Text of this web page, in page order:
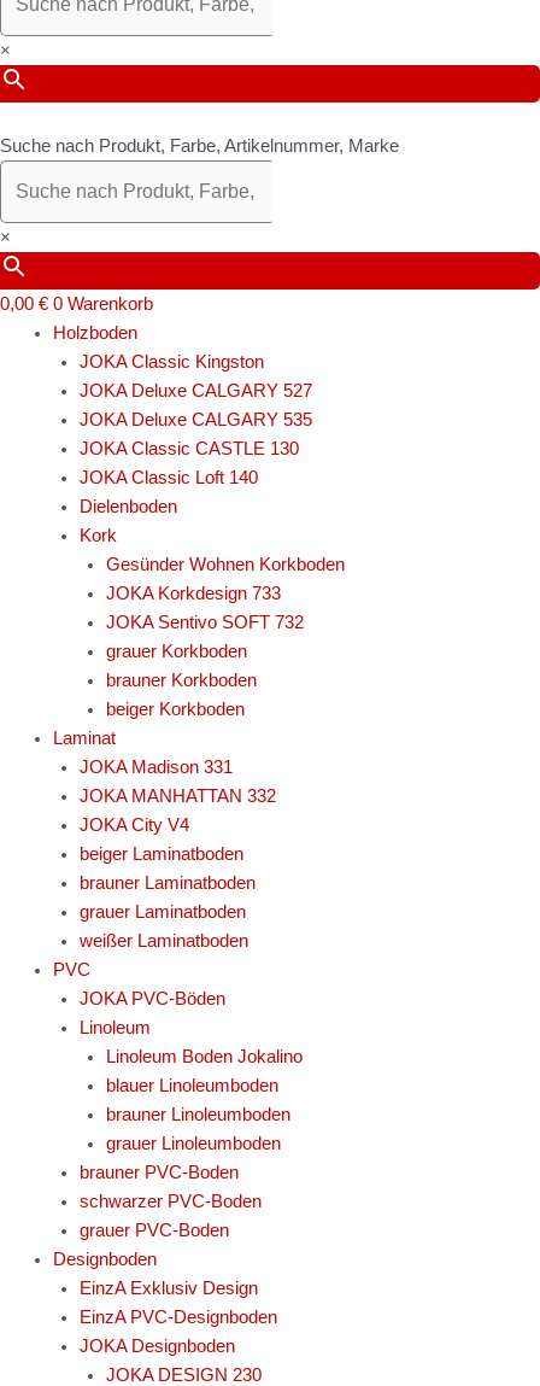
×
Suche nach Produkt, Farbe, Artikelnummer, Marke
×
0,00 € 0 Warenkorb
Holzboden
JOKA Classic Kingston
JOKA Deluxe CALGARY 527
JOKA Deluxe CALGARY 535
JOKA Classic CASTLE 130
JOKA Classic Loft 140
Dielenboden
Kork
Gesünder Wohnen Korkboden
JOKA Korkdesign 733
JOKA Sentivo SOFT 732
grauer Korkboden
brauner Korkboden
beiger Korkboden
Laminat
JOKA Madison 331
JOKA MANHATTAN 332
JOKA City V4
beiger Laminatboden
brauner Laminatboden
grauer Laminatboden
weißer Laminatboden
PVC
JOKA PVC-Böden
Linoleum
Linoleum Boden Jokalino
blauer Linoleumboden
brauner Linoleumboden
grauer Linoleumboden
brauner PVC-Boden
schwarzer PVC-Boden
grauer PVC-Boden
Designboden
EinzA Exklusiv Design
EinzA PVC-Designboden
JOKA Designboden
JOKA DESIGN 230